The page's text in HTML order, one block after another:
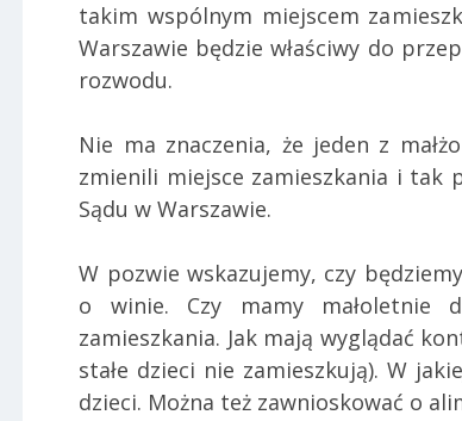
takim wspólnym miejscem
Warszawie będzie właściwy do
rozwodu.
Nie ma znaczenia, że jeden z
zmienili miejsce zamieszkania i tak
Sądu w Warszawie.
W pozwie wskazujemy, czy
o winie. Czy mamy małoletnie
zamieszkania. Jak mają wyglądać
stałe dzieci nie zamieszkują). W
dzieci. Można też zawnioskować o